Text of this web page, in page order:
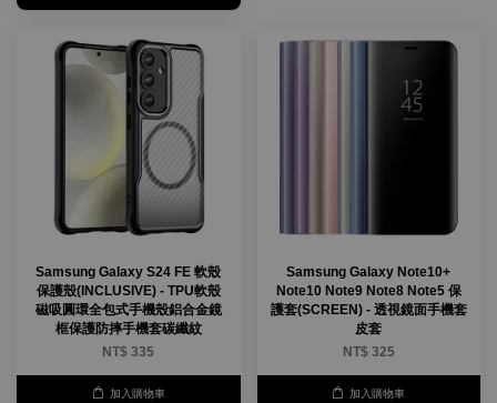
Samsung Galaxy S24 FE 軟殼
保護殼(INCLUSIVE) - TPU軟殼
磁吸圓環全包式手機殼鋁合金鏡
框保護防摔手機套碳纖紋
NT$ 335
加入購物車
Samsung Galaxy Note10+
Note10 Note9 Note8 Note5 保
護套(SCREEN) - 透視鏡面手機套
皮套
NT$ 325
加入購物車